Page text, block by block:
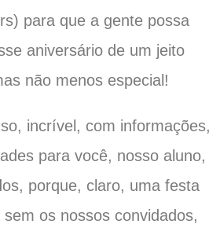
para que a gente possa
aniversário de um jeito
não menos especial!
incrível, com informações,
para você, nosso aluno,
porque, claro, uma festa
os nossos convidados,